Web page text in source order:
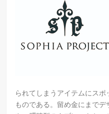
られてしまうアイテムにス
ものである。留め金にまで